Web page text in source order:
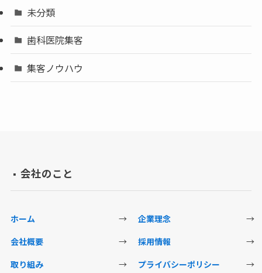
未分類
歯科医院集客
集客ノウハウ
▪️ 会社のこと
ホーム
→
会社概要
→
取り組み
→
企業理念
→
採用情報
→
プライバシーポリシー
→